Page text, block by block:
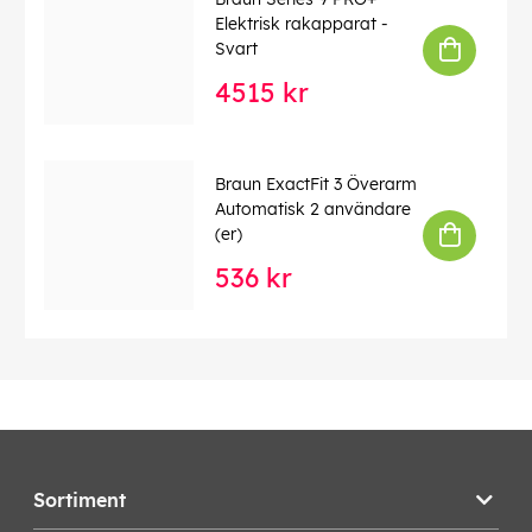
Vit
Import Upptiningsfunktion: 1
Elektrisk rakapparat -
Svart
4515 kr
Braun ExactFit 3 Överarm
Automatisk 2 användare
(er)
536 kr
Sortiment